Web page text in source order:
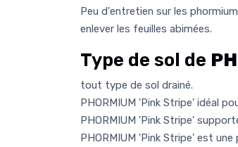
Peu d'entretien sur les
enlever les feuilles abimées.
Type de sol de
tout type de sol drainé.
PHORMIUM 'Pink Stripe' idéal
PHORMIUM 'Pink Stripe'
PHORMIUM 'Pink Stripe' est